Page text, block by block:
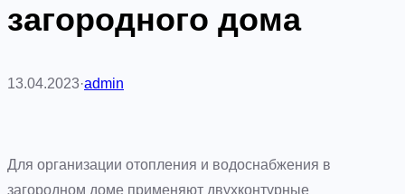
загородного дома
13.04.2023·admin
Для организации отопления и водоснабжения в
загородном доме применяют двухконтурные